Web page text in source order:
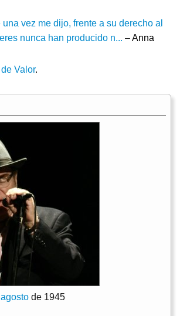
vez me dijo, frente a su derecho al
nunca han producido n... – Anna
Valor.
de 1945